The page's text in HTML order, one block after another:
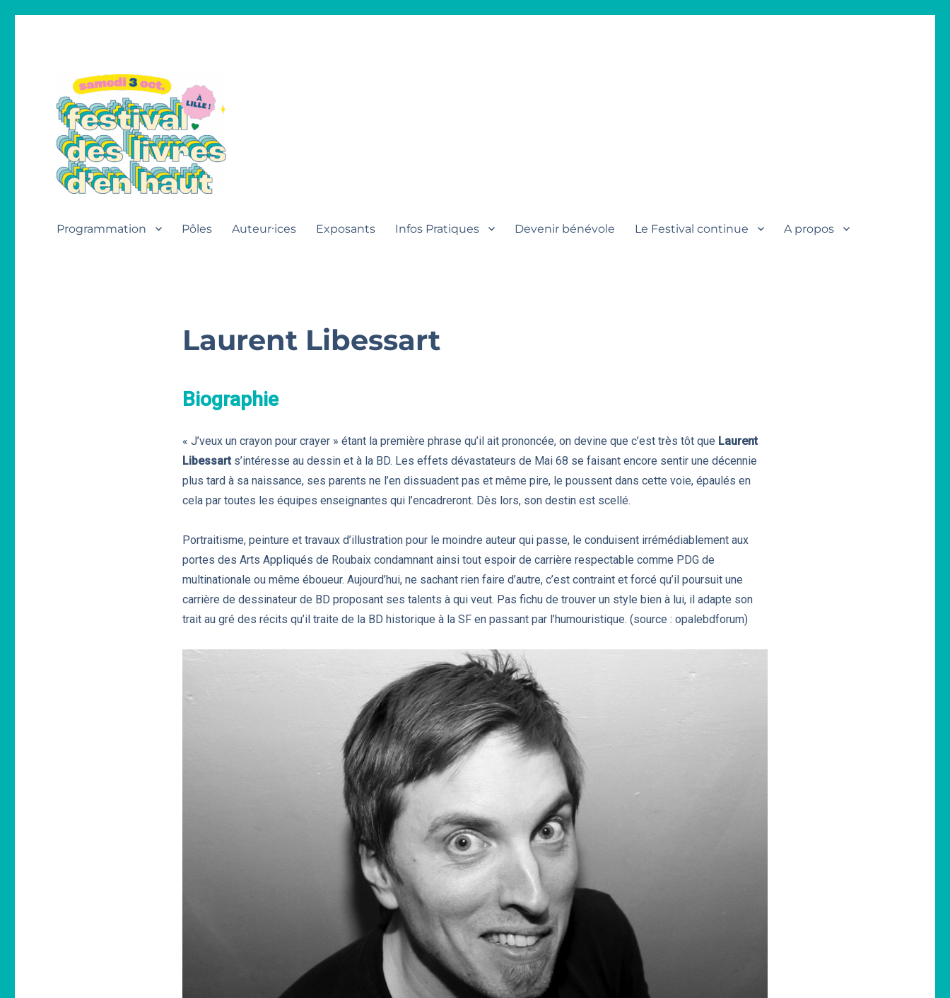
Programmation Pôles Auteur⸱ices Exposants Infos Pratiques Devenir bénévole Le Festival continue A propos
Laurent Libessart
Biographie
« J’veux un crayon pour crayer » étant la première phrase qu’il ait prononcée, on devine que c’est très tôt que Laurent
Libessarts’intéresse au dessin et à la BD. Les effets dévastateurs de Mai 68 se faisant encore sentir une décennie
plus tard à sa naissance, ses parents ne l’en dissuadent pas et même pire, le poussent dans cette voie, épaulés en
cela par toutes les équipes enseignantes qui l’encadreront. Dès lors, son destin est scellé.
Portraitisme, peinture et travaux d’illustration pour le moindre auteur qui passe, le conduisent irrémédiablement aux
portes des Arts Appliqués de Roubaix condamnant ainsi tout espoir de carrière respectable comme PDG de
multinationale ou même éboueur. Aujourd’hui, ne sachant rien faire d’autre, c’est contraint et forcé qu’il poursuit une
carrière de dessinateur de BD proposant ses talents à qui veut. Pas fichu de trouver un style bien à lui, il adapte son
trait au gré des récits qu’il traite de la BD historique à la SF en passant par l’humouristique. (source : opalebdforum)